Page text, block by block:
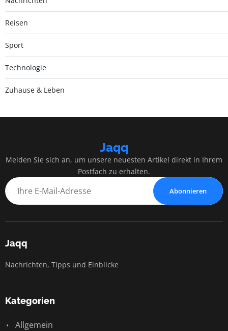
Reisen
Sport
Technologie
Zuhause & Leben
Jaqq
Melden Sie sich an, um unsere neuesten Artikel direkt in Ihrem
Postfach zu erhalten.
Abonnieren
Jaqq
Nachrichten, Tipps und Einblicke
Kategorien
Allgemein